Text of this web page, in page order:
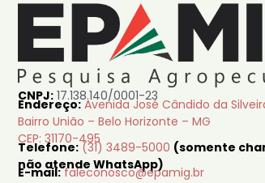
CNPJ: 17.138.140/0001-23
Endereço: Avenida José Cândido da
Bairro União – Belo Horizonte – MG
CEP: 31170-495
Telefone: (31) 3489-5000 (somente
não atende WhatsApp)
E-mail: faleconosco@epamig.br